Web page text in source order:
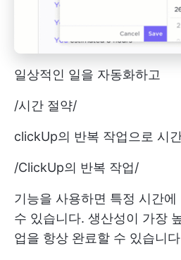
일상적인 일을 자동화하고
/시간 절약/
clickUp의 반복 작업으로 시
/ClickUp의 반복 작업/
기능을 사용하면 특정 시간
수 있습니다. 생산성이 가장
업을 항상 완료할 수 있습니